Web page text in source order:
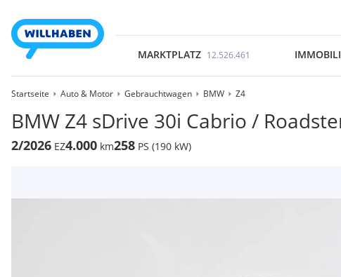
MARKTPLATZ 12.526.461
Startseite Auto & Motor Gebrauchtwagen BMW Z4
BMW Z4 sDrive 30i Cabrio /
2/2026 EZ4.000 km258 PS (190 kW)